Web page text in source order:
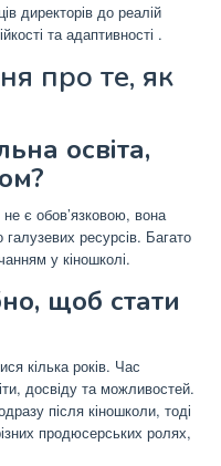
директорів до реалій
та адаптивності .
про те, як
освіта,
є обов’язковою, вона
ресурсів. Багато
у кіношколі.
щоб стати
кілька років. Час
досвіду та можливостей.
після кіношколи, тоді
продюсерських ролях,